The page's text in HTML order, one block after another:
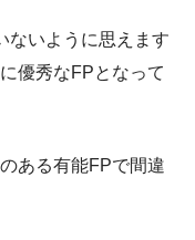
ないように思えます
優秀なFPとなって
ある有能FPで間違